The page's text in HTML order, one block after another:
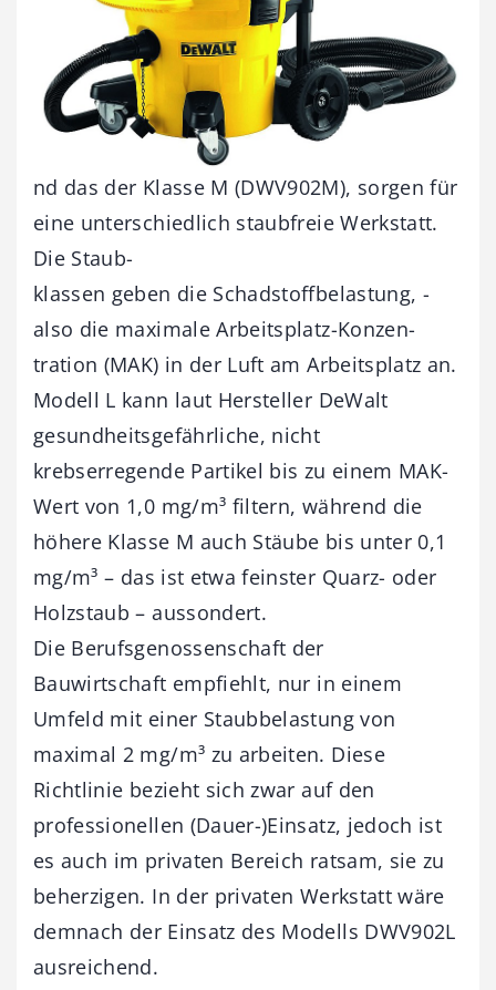
nd das der Klasse M (DWV902M), sorgen für
eine unterschiedlich staubfreie Werkstatt.
Die Staub­-
klassen geben die Schadstoffbelastung, ­
also die maximale Arbeitsplatz-Konzen­
tration (MAK) in der Luft am Arbeitsplatz an.
Modell L kann laut Hersteller DeWalt
gesundheitsgefährliche, nicht
krebserregende Partikel bis zu einem MAK-
Wert von 1,0 mg/m³ filtern, während die
höhere Klasse M auch Stäube bis unter 0,1
mg/m³ – das ist etwa feinster Quarz- oder
Holzstaub – aussondert.
Die Berufsgenossenschaft der
Bauwirtschaft empfiehlt, nur in einem
Umfeld mit einer Staubbelastung von
maximal 2 mg/m³ zu arbeiten. Diese
Richtlinie bezieht sich zwar auf den
professionellen (Dauer-)Einsatz, jedoch ist
es auch im privaten Bereich ratsam, sie zu
beherzigen. In der privaten Werkstatt wäre
demnach der Einsatz des Modells DWV902L
ausreichend.